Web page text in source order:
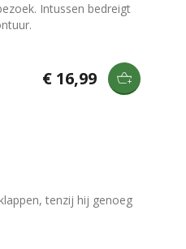
Intussen bedreigt
€ 16,99
tenzij hij genoeg